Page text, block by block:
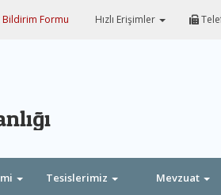
Bildirim Formu Hızlı Erişimler
Tesislerimiz Mevzuat